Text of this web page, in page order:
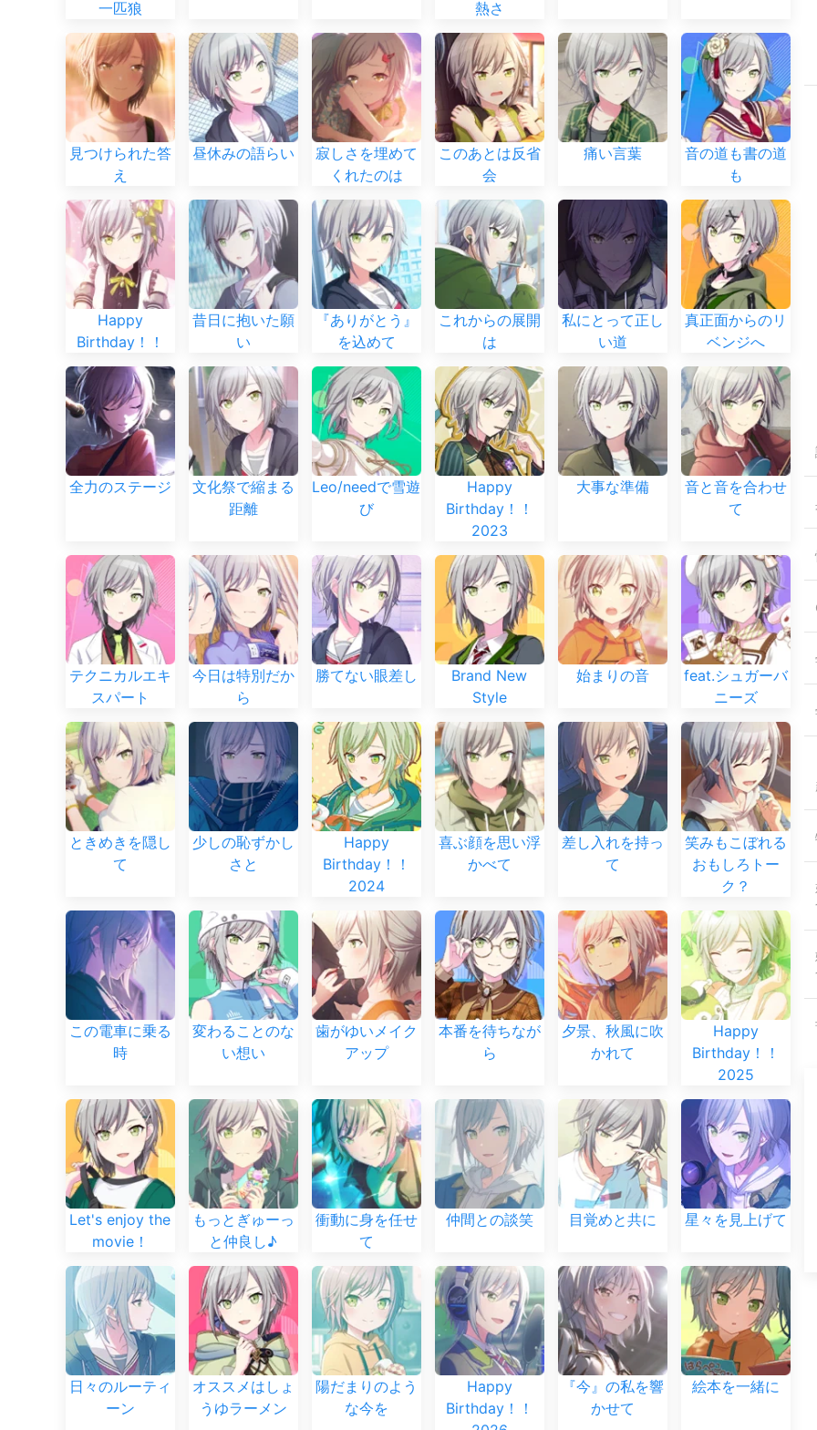
一匹狼
熱さ
見つけられた答
え
昼休みの語らい
寂しさを埋めて
くれたのは
このあとは反省
会
痛い言葉
音の道も書の道
も
Happy
Birthday！！
昔日に抱いた願
い
『ありがとう』
を込めて
これからの展開
は
私にとって正し
い道
真正面からのリ
ベンジへ
全力のステージ
文化祭で縮まる
距離
Leo/needで雪遊
び
Happy
Birthday！！
2023
大事な準備
音と音を合わせ
て
テクニカルエキ
スパート
今日は特別だか
ら
勝てない眼差し
Brand New
Style
始まりの音
feat.シュガーバ
ニーズ
ときめきを隠し
て
少しの恥ずかし
さと
Happy
Birthday！！
2024
喜ぶ顔を思い浮
かべて
差し入れを持っ
て
笑みもこぼれる
おもしろトー
ク？
この電車に乗る
時
変わることのな
い想い
歯がゆいメイク
アップ
本番を待ちなが
ら
夕景、秋風に吹
かれて
Happy
Birthday！！
2025
Let's enjoy the
movie！
もっとぎゅーっ
と仲良し♪
衝動に身を任せ
て
仲間との談笑 目覚めと共に 星々を見上げて
日々のルーティ
ーン
オススメはしょ
うゆラーメン
陽だまりのよう
な今を
Happy
Birthday！！
『今』の私を響
かせて
絵本を一緒に